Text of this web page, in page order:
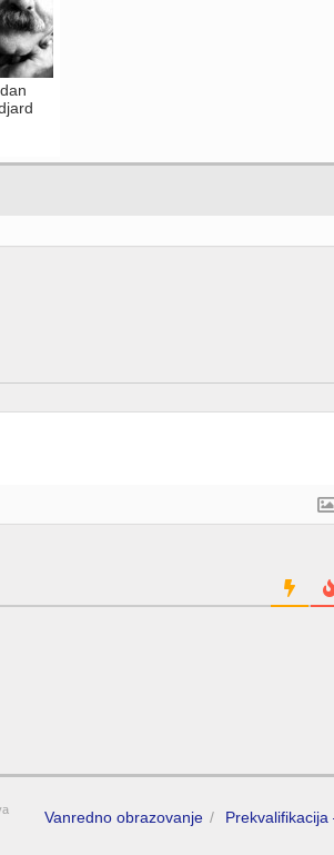
Vanredno obrazovanje